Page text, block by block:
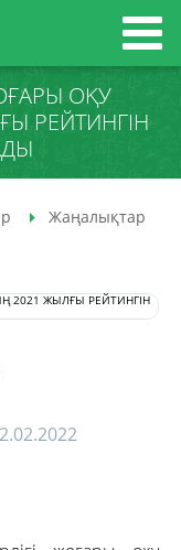
ОҚУ
РЕЙТИНГІН
Жаңалықтар